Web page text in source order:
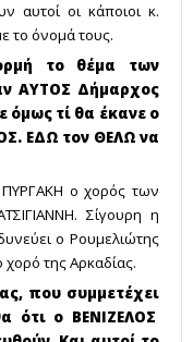
αυτοί οι κάποιοι κ.
το όνομά τους.
το θέμα των
ΑΥΤΟΣ Δήμαρχος
όμως τί θα έκανε ο
ΕΔΩ τον ΘΕΛΩ να
ο χορός των
Σίγουρη η
ο Ρουμελιώτης
της Αρκαδίας.
που συμμετέχει
ότι ο ΒΕΝΙΖΕΛΟΣ